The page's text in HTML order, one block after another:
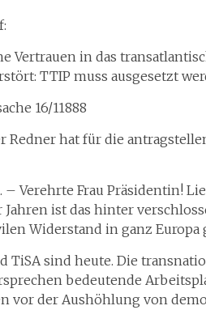
Vertrauen in das
TTIP muss ausgesetzt
16/11888
Redner hat für die
– Verehrte Frau Präsidentin!
Jahren ist das hinter
Widerstand in ganz Europa
TiSA sind heute. Die
bedeutende
vor der Aushöhlung von